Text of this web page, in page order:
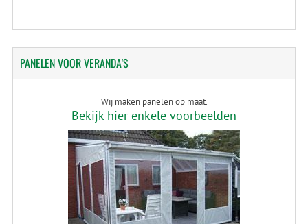
PANELENVOOR VERANDA'S
Wij maken panelen op maat.
Bekijk hier enkele voorbeelden